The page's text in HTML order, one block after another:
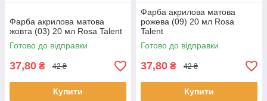
Фарба акрилова матова
жовта (03) 20 мл Rosa Talent
Готово до відправки
37,80 ₴ 42 ₴
Купити
Фарба акрилова матова
рожева (09) 20 мл Rosa
Talent
Готово до відправки
37,80 ₴ 42 ₴
Купити